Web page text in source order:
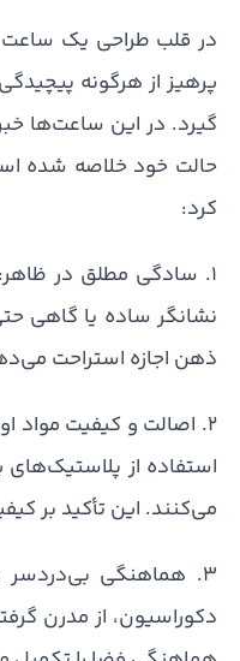
پرهیز از هرگونه
گیرد. در این ساعت‌ها
حالت خود خلاصه شده
کرد:
1. سادگی مطلق در
نشانگر ساده یا گاهی
ذهن اجازه استراحت
2. اصالت و کیفیت مواد
استفاده از
می‌کنند. این تأکید بر
3. هماهنگی
دکوراسیون، از مدرن